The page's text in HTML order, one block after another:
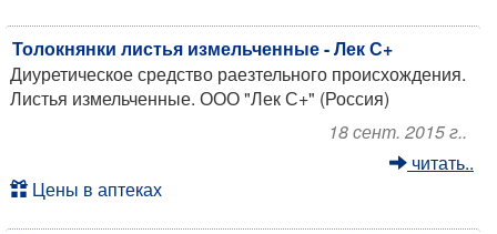
Толокнянки листья измельченные - Лек С+
Диуретическое средство раезтельного происхождения.
Листья измельченные. ООО "Лек С+" (Россия)
18 сент. 2015 г..
читать..
Цены в аптеках